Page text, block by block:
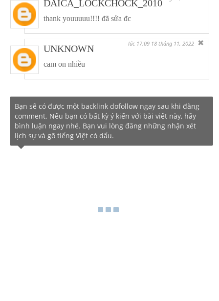
DAICA_LOCKCHOCK_2010
thank youuuuu!!!! đã sửa đc
UNKNOWN lúc 17:09 18 tháng 11, 2022 ✖
cam on nhiều
Bạn sẽ có được một backlink dofollow ngay sau khi đăng
comment. Nếu bạn có bất kỳ ý kiến với bài viết này, hãy
bình luận ngay nhé. Bạn vui lòng đăng những nhận xét
lịch sự và gõ tiếng Việt có dấu.